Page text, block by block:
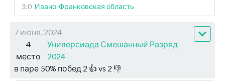
3:0 Ивано-Франковская область
7 июня, 2024
4
место
Универсиада Смешанный Разряд
2024
в паре 50% побед 2 👍 vs 2 👎